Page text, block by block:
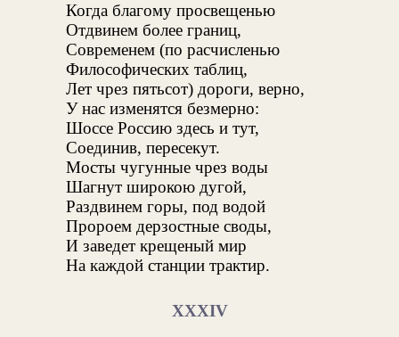
Когда благому просвещенью
Отдвинем более границ,
Современем (по расчисленью
Философических таблиц,
Лет чрез пятьсот) дороги, верно,
У нас изменятся безмерно:
Шоссе Россию здесь и тут,
Соединив, пересекут.
Мосты чугунные чрез воды
Шагнут широкою дугой,
Раздвинем горы, под водой
Пророем дерзостные своды,
И заведет крещеный мир
На каждой станции трактир.
XXXIV